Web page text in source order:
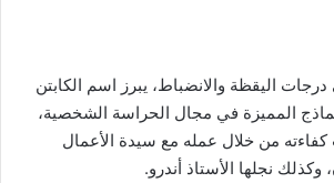
اليقظة والانضباط، يبرز اسم الكابتن
المميزة في مجال الحراسة الشخصية،
من خلال عمله مع سيدة الأعمال
وكذلك نجلها الأستاذ أندرو.